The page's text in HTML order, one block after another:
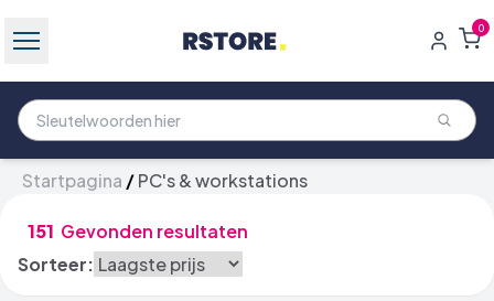
0
Startpagina /PC's & workstations
151 Gevonden resultaten
Sorteer: